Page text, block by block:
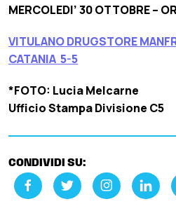
MERCOLEDI’ 30 OTTOBRE –
VITULANO DRUGSTORE
CATANIA 5-5
*FOTO: Lucia Melcarne
Ufficio Stampa Divisione C5
CONDIVIDI SU: